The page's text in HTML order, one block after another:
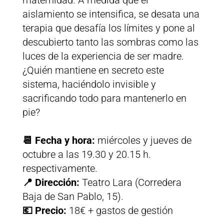
aislamiento se intensifica, se desata una
terapia que desafía los límites y pone al
descubierto tanto las sombras como las
luces de la experiencia de ser madre.
¿Quién mantiene en secreto este
sistema, haciéndolo invisible y
sacrificando todo para mantenerlo en
pie?
📆 Fecha y hora: miércoles y jueves de
octubre a las 19.30 y 20.15 h.
respectivamente.
📍 Dirección: Teatro Lara (Corredera
Baja de San Pablo, 15).
💶 Precio: 18€ + gastos de gestión